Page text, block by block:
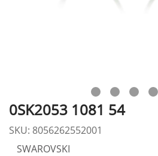
0SK2053 1081 54
SKU: 8056262552001
SWAROVSKI